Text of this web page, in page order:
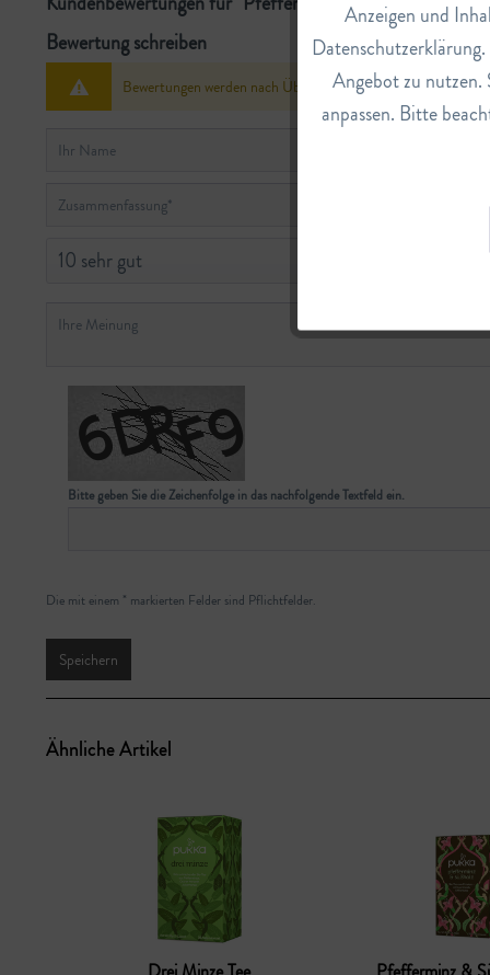
Bewertung schreiben
Bewertungen werden nach Überprüfung freigeschaltet.
Bitte geben Sie die Zeichenfolge in das nachfolgende Textfeld ein.
Die mit einem * markierten Felder sind Pflichtfelder.
Speichern
Ähnliche Artikel
Tracking
Service
Anzeigen und
Angebot zu nutzen.
anpassen. Bitte